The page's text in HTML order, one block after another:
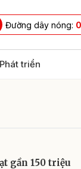
Đường dây nóng:
triển
gần 150 triệu